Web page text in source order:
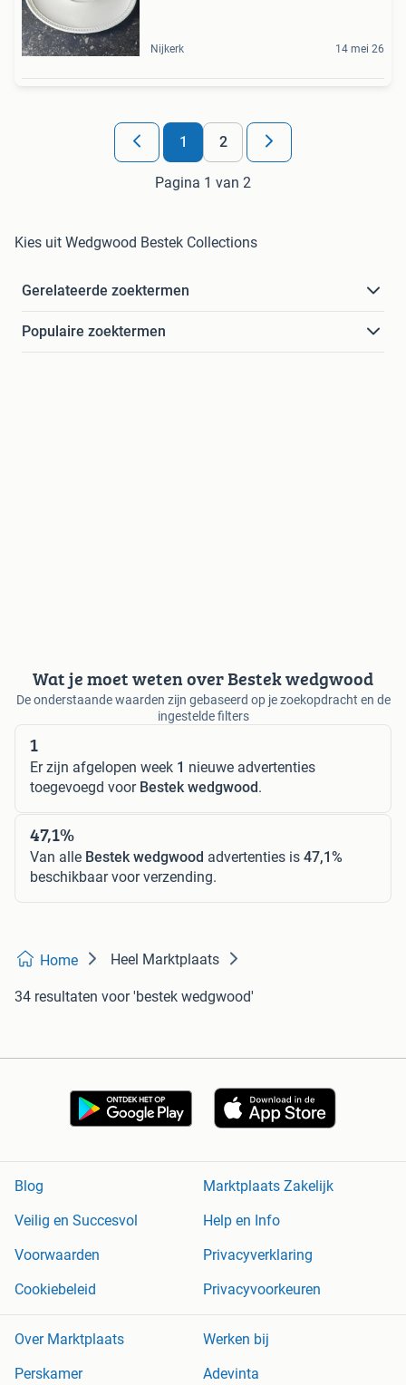
Nijkerk 14 mei 26
1 2
Pagina 1 van 2
Kies uit Wedgwood Bestek Collections
Gerelateerde zoektermen
Populaire zoektermen
Wat je moet weten over Bestek wedgwood
De onderstaande waarden zijn gebaseerd op je zoekopdracht en de
ingestelde filters
1
Er zijn afgelopen week 1 nieuwe advertenties
toegevoegd voor Bestek wedgwood.
47,1%
Van alle Bestek wedgwood advertenties is 47,1%
beschikbaar voor verzending.
Home Heel Marktplaats
34 resultaten voor 'bestek wedgwood'
Blog
Marktplaats Zakelijk
Veilig en Succesvol
Help en Info
Voorwaarden
Privacyverklaring
Cookiebeleid
Privacyvoorkeuren
Over Marktplaats
Werken bij
Perskamer
Adevinta